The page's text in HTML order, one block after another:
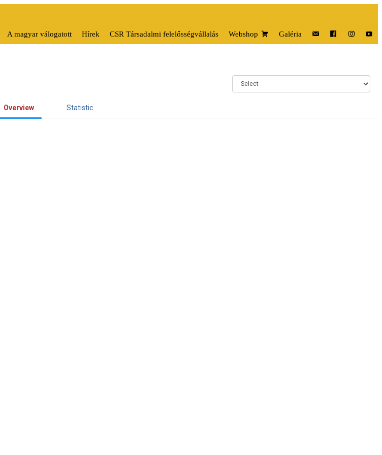
A magyar válogatott Hírek CSR Társadalmi felelősségvállalás Webshop Galéria
Overview Statistic